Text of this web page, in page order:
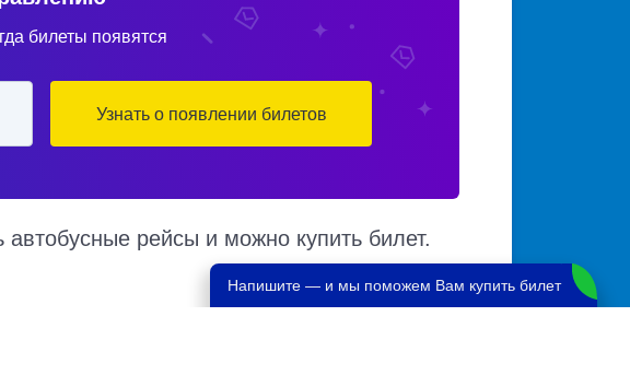
билеты появятся
Узнать о появлении билетов
рейсы и можно купить билет.
Напишите — и мы поможем Вам купить билет